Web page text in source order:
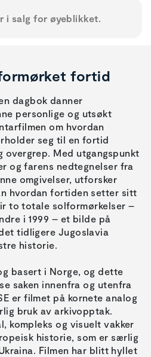
i salg for øyeblikket.
fortid
dagbok danner
personlige og utsøkt
om hvordan
seg til en fortid
overgrep. Med utgangspunkt
og farens nedtegnelser fra
omgivelser, utforsker
hvordan fortiden setter sitt
to totale solformørkelser –
i 1999 – et bilde på
tidligere Jugoslavia
historie.
basert i Norge, og dette
saken innenfra og utenfra
er filmet på kornete analog
bruk av arkivopptak.
kompleks og visuelt vakker
historie, som er særlig
Filmen har blitt hyllet